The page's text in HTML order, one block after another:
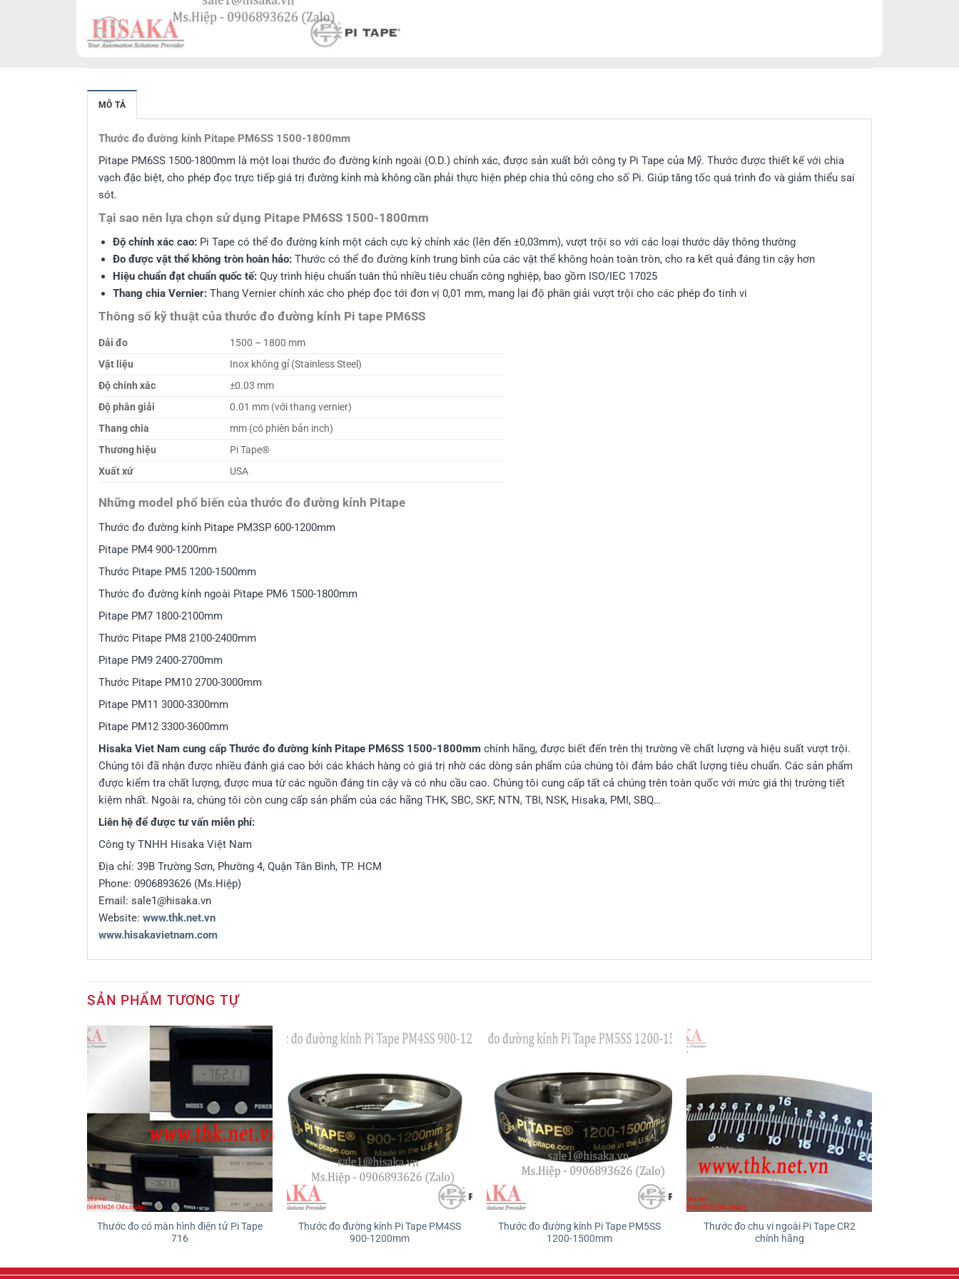
MÔ TẢ
Thước đo đường kính Pitape PM6SS 1500-1800mm
Pitape PM6SS 1500-1800mm là một loại thước đo đường kính ngoài (O.D.) chính xác, được sản xuất bởi công ty Pi Tape của Mỹ. Thước được thiết kế với chia
vạch đặc biệt, cho phép đọc trực tiếp giá trị đường kính mà không cần phải thực hiện phép chia thủ công cho số Pi. Giúp tăng tốc quá trình đo và giảm thiểu sai
sót.
Tại sao nên lựa chọn sử dụng Pitape PM6SS 1500-1800mm
Độ chính xác cao:Pi Tape có thể đo đường kính một cách cực kỳ chính xác (lên đến ±0,03mm), vượt trội so với các loại thước dây thông thường
Đo được vật thể không tròn hoàn hảo:Thước có thể đo đường kính trung bình của các vật thể không hoàn toàn tròn, cho ra kết quả đáng tin cậy hơn
Hiệu chuẩn đạt chuẩn quốc tế:Quy trình hiệu chuẩn tuân thủ nhiều tiêu chuẩn công nghiệp, bao gồm ISO/IEC 17025
Thang chia Vernier:Thang Vernier chính xác cho phép đọc tới đơn vị 0,01 mm, mang lại độ phân giải vượt trội cho các phép đo tinh vi
Thông số kỹ thuật của thước đo đường kính Pi tape PM6SS
Dải đo
1500 – 1800 mm
Vật liệu
Inox không gỉ (Stainless Steel)
Độ chính xác
±0.03 mm
Độ phân giải
0.01 mm (với thang vernier)
Thang chia
mm (có phiên bản inch)
Thương hiệu
Pi Tape®
Xuất xứ
USA
Những model phổ biến của thước đo đường kính Pitape
Thước đo đường kính Pitape PM3SP 600-1200mm
Pitape PM4 900-1200mm
Thước Pitape PM5 1200-1500mm
Thước đo đường kính ngoài Pitape PM6 1500-1800mm
Pitape PM7 1800-2100mm
Thước Pitape PM8 2100-2400mm
Pitape PM9 2400-2700mm
Thước Pitape PM10 2700-3000mm
Pitape PM11 3000-3300mm
Pitape PM12 3300-3600mm
Hisaka Viet Nam cung cấp Thước đo đường kính Pitape PM6SS 1500-1800mm chính hãng, được biết đến trên thị trường về chất lượng và hiệu suất vượt trội.
Chúng tôi đã nhận được nhiều đánh giá cao bởi các khách hàng có giá trị nhờ các dòng sản phẩm của chúng tôi đảm bảo chất lượng tiêu chuẩn. Các sản phẩm
được kiểm tra chất lượng, được mua từ các nguồn đáng tin cậy và có nhu cầu cao. Chúng tôi cung cấp tất cả chúng trên toàn quốc với mức giá thị trường tiết
kiệm nhất. Ngoài ra, chúng tôi còn cung cấp sản phẩm của các hãng THK, SBC, SKF, NTN, TBI, NSK, Hisaka, PMI, SBQ…
Liên hệ để được tư vấn miễn phí:
Công ty TNHH Hisaka Việt Nam
Địa chỉ: 39B Trường Sơn, Phường 4, Quận Tân Bình, TP. HCM
Phone: 0906893626 (Ms.Hiệp)
Email: sale1@hisaka.vn
Website: www.thk.net.vn
www.hisakavietnam.com
SẢN PHẨM TƯƠNG TỰ
Thước đo có màn hình điện tử Pi Tape
716
Thước đo đường kính Pi Tape PM4SS
900-1200mm
Thước đo đường kính Pi Tape PM5SS
1200-1500mm
Thước đo chu vi ngoài Pi Tape CR2
chính hãng